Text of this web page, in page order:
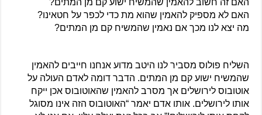
האם זה חשוב להאמין שהמשיח ישוע קם מן המתים?
האם לא מספיק להאמין שהוא מת כדי לכפר על חטאינו?
מה יצא לנו מכך אם נאמין שהמשיח קם מן המתים?